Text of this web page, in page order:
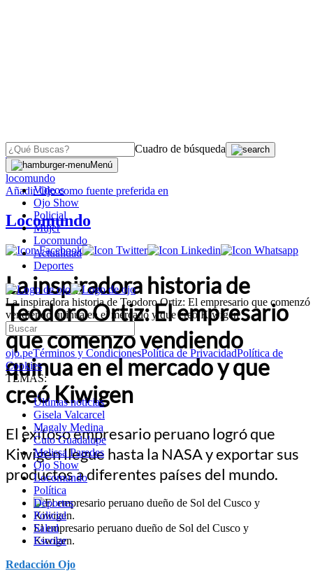
Cuadro de búsqueda
Menú
Videos
Ojo Show
Policial
Mujer
Locomundo
Actualidad
Deportes
La inspiradora historia de Teodoro Ortiz: El empresario que comenzó
vendiendo quinua en el mercado y que creó Kiwigen
ojo.peTérminos y CondicionesPolítica de PrivacidadPolítica de
Cookies
TEMAS:
Últimas noticias
Gisela Valcarcel
Magaly Medina
Cuto Guadalupe
Melissa Paredes
Ojo Show
Locomundo
Política
Deportes
Policial
Salud
Escolar
OJO
locomundo
AñadirOjocomo fuente preferida en
Locomundo
La inspiradora historia de
Teodoro Ortiz: El empresario
que comenzó vendiendo
quinua en el mercado y que
creó Kiwigen
El exitoso empresario peruano logró que
Kiwigen llegue hasta la NASA y exportar sus
productos a diferentes países del mundo.
El empresario peruano dueño de Sol del Cusco y
Kiwigen.
Redacción Ojo